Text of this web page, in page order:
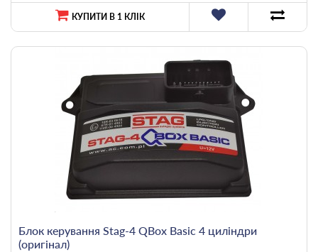
КУПИТИ В 1 КЛІК
Блок керування Stag-4 QBox Basiс 4 циліндри
(оригінал)